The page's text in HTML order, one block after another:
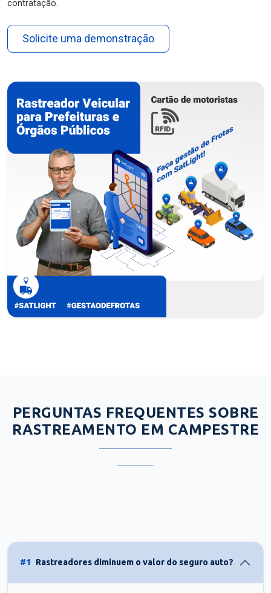
contratação.
Solicite uma demonstração
PERGUNTAS FREQUENTES SOBRE
RASTREAMENTO EM CAMPESTRE
#1 Rastreadores diminuem o valor do seguro auto?